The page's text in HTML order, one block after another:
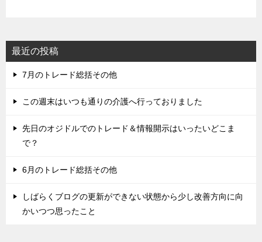
最近の投稿
7月のトレード総括その他
この週末はいつも通りの介護へ行っておりました
先日のオジドルでのトレード＆情報開示はいったいどこま
で？
6月のトレード総括その他
しばらくブログの更新ができない状態から少し改善方向に向
かいつつ思ったこと